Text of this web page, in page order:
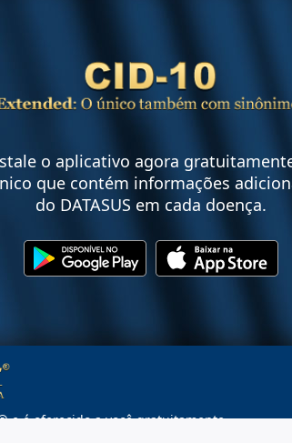
o aplicativo agora
que contém informações
do DATASUS em cada doença.
e é oferecido a você gratuitamente.